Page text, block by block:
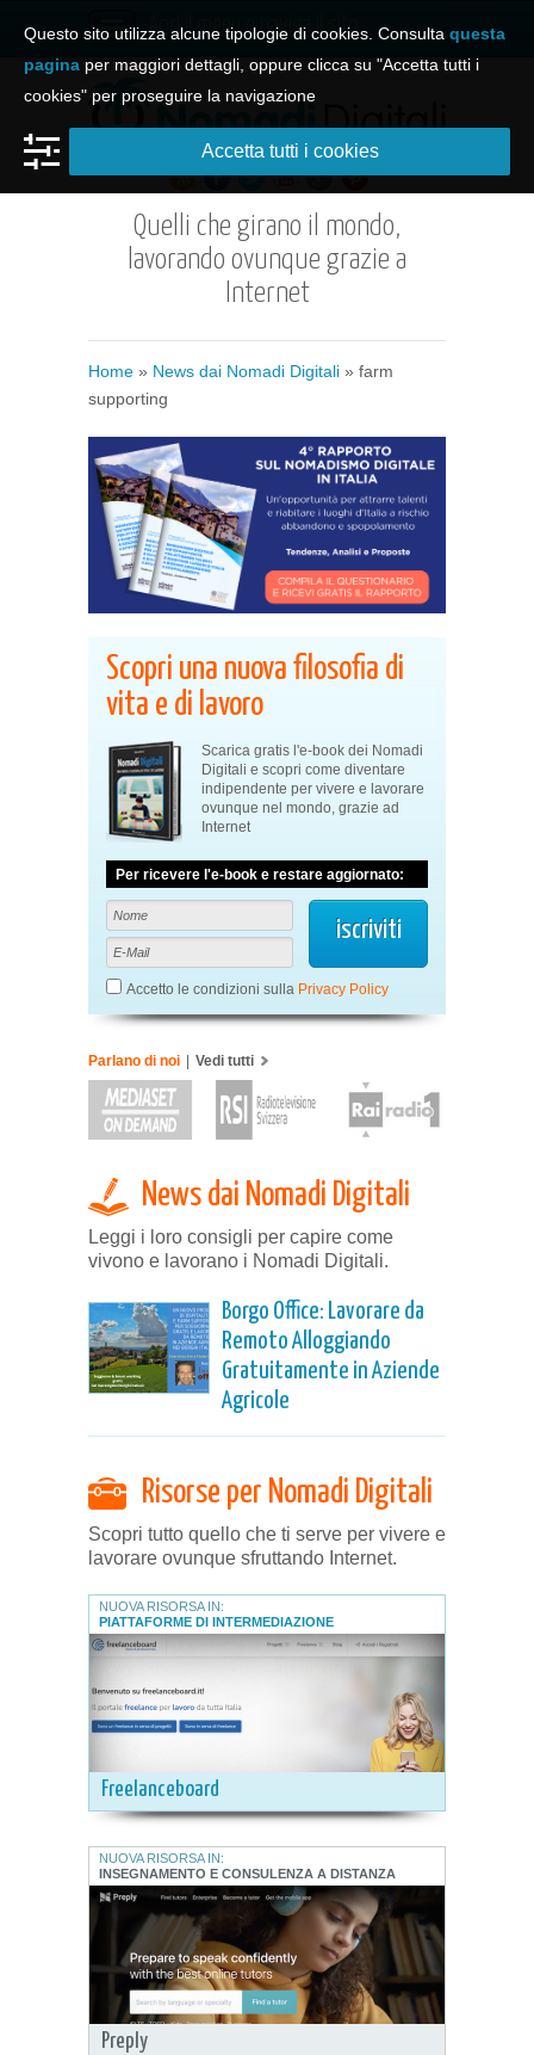
Apri il menu e naviga il sito
Quelli che girano il mondo,
lavorando ovunque grazie a
Internet
Home » News dai Nomadi Digitali » farm
supporting
Scopri una nuova filosofia di
vita e di lavoro
Scarica gratis l'e-book dei Nomadi
Digitali e scopri come diventare
indipendente per vivere e lavorare
ovunque nel mondo, grazie ad
Internet
Per ricevere l'e-book e restare aggiornato:
Accetto le condizioni sulla Privacy Policy
Parlano di noi | Vedi tutti
News dai Nomadi Digitali
Leggi i loro consigli per capire come
vivono e lavorano i Nomadi Digitali.
Borgo Office: Lavorare da
Remoto Alloggiando
Gratuitamente in Aziende
Agricole
Risorse per Nomadi Digitali
Scopri tutto quello che ti serve per vivere e
lavorare ovunque sfruttando Internet.
Freelanceboard
NUOVA RISORSA IN:
PIATTAFORME DI INTERMEDIAZIONE
Preply
NUOVA RISORSA IN:
INSEGNAMENTO E CONSULENZA A DISTANZA
Questo sito utilizza alcune tipologie di cookies. Consulta questa
pagina per maggiori dettagli, oppure clicca su "Accetta tutti i
cookies" per proseguire la navigazione
Accetta tutti i cookies